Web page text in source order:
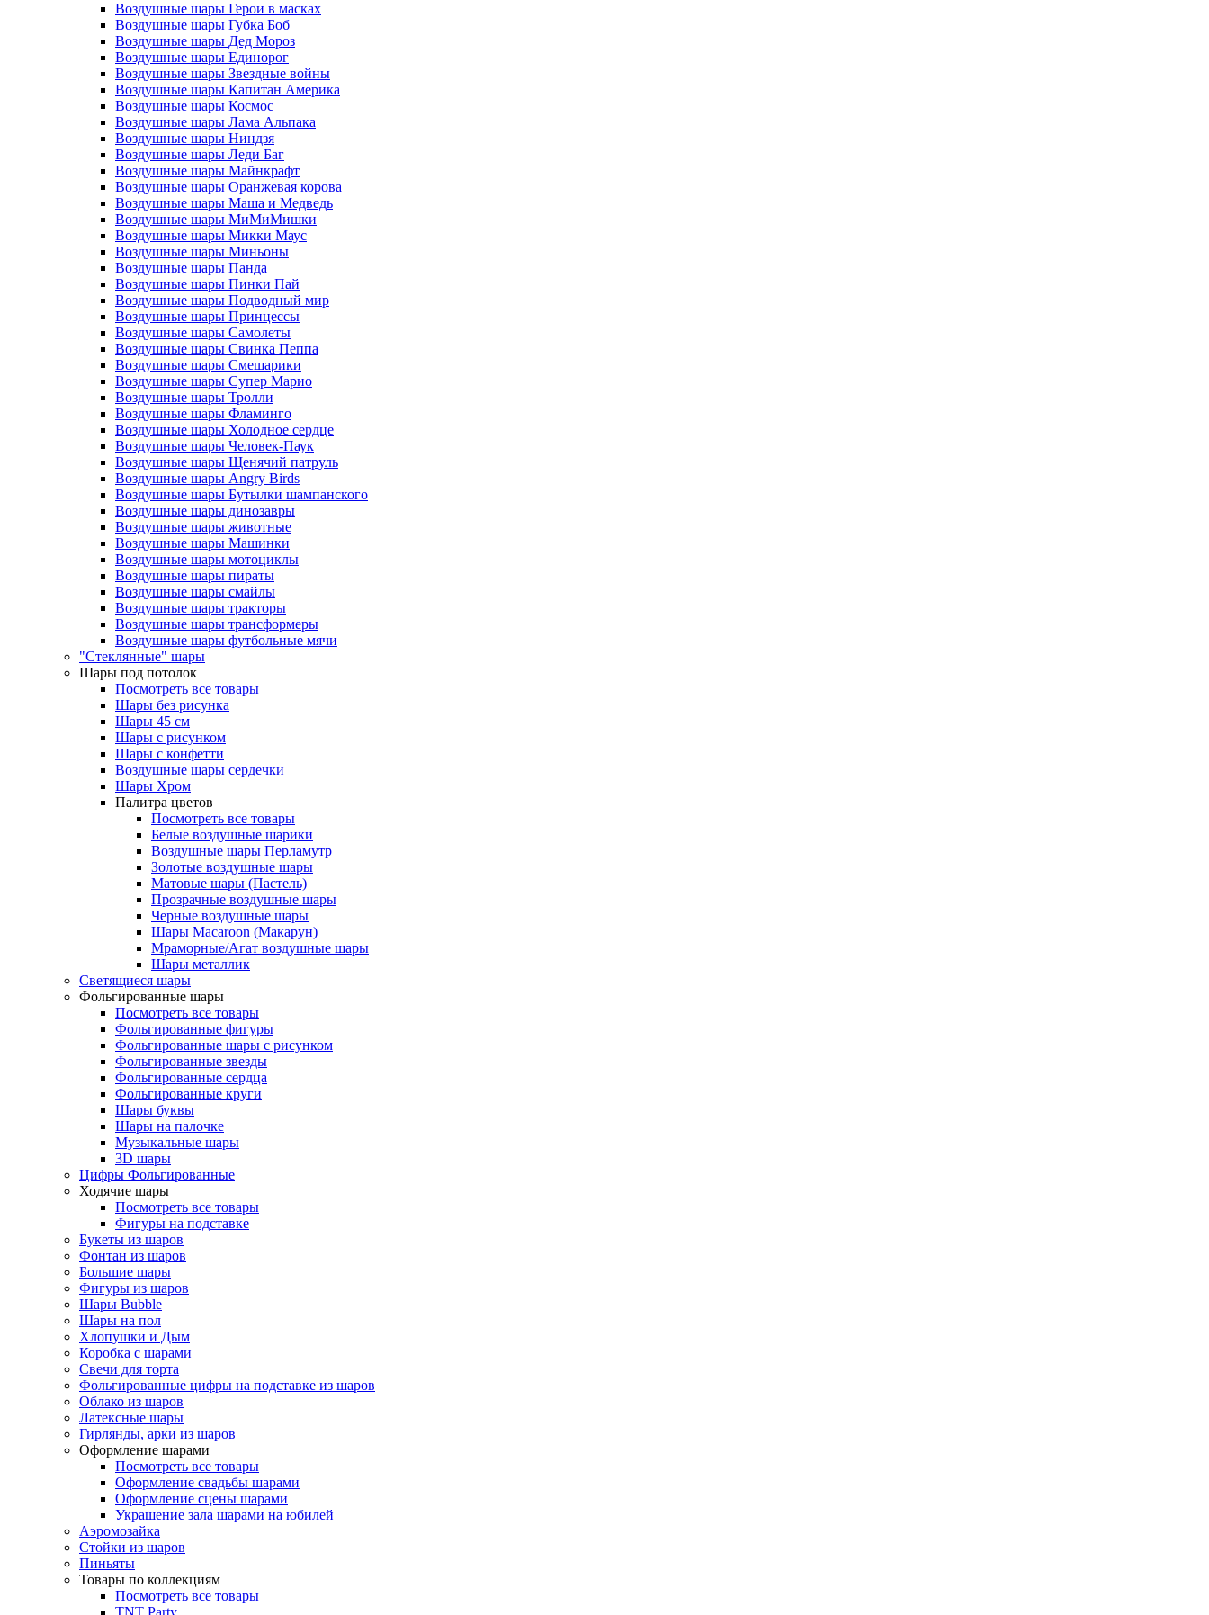
Воздушные шары Герои в масках
Воздушные шары Губка Боб
Воздушные шары Дед Мороз
Воздушные шары Единорог
Воздушные шары Звездные войны
Воздушные шары Капитан Америка
Воздушные шары Космос
Воздушные шары Лама Альпака
Воздушные шары Ниндзя
Воздушные шары Леди Баг
Воздушные шары Майнкрафт
Воздушные шары Оранжевая корова
Воздушные шары Маша и Медведь
Воздушные шары МиМиМишки
Воздушные шары Микки Маус
Воздушные шары Миньоны
Воздушные шары Панда
Воздушные шары Пинки Пай
Воздушные шары Подводный мир
Воздушные шары Принцессы
Воздушные шары Самолеты
Воздушные шары Свинка Пеппа
Воздушные шары Смешарики
Воздушные шары Супер Марио
Воздушные шары Тролли
Воздушные шары Фламинго
Воздушные шары Холодное сердце
Воздушные шары Человек-Паук
Воздушные шары Щенячий патруль
Воздушные шары Angry Birds
Воздушные шары Бутылки шампанского
Воздушные шары динозавры
Воздушные шары животные
Воздушные шары Машинки
Воздушные шары мотоциклы
Воздушные шары пираты
Воздушные шары смайлы
Воздушные шары тракторы
Воздушные шары трансформеры
Воздушные шары футбольные мячи
"Стеклянные" шары
Шары под потолок
Посмотреть все товары
Шары без рисунка
Шары 45 см
Шары с рисунком
Шары с конфетти
Воздушные шары сердечки
Шары Хром
Палитра цветов
Посмотреть все товары
Белые воздушные шарики
Воздушные шары Перламутр
Золотые воздушные шары
Матовые шары (Пастель)
Прозрачные воздушные шары
Черные воздушные шары
Шары Macaroon (Макарун)
Мраморные/Агат воздушные шары
Шары металлик
Светящиеся шары
Фольгированные шары
Посмотреть все товары
Фольгированные фигуры
Фольгированные шары с рисунком
Фольгированные звезды
Фольгированные сердца
Фольгированные круги
Шары буквы
Шары на палочке
Музыкальные шары
3D шары
Цифры Фольгированные
Ходячие шары
Посмотреть все товары
Фигуры на подставке
Букеты из шаров
Фонтан из шаров
Большие шары
Фигуры из шаров
Шары Bubble
Шары на пол
Хлопушки и Дым
Коробка с шарами
Свечи для торта
Фольгированные цифры на подставке из шаров
Облако из шаров
Латексные шары
Гирлянды, арки из шаров
Оформление шарами
Посмотреть все товары
Оформление свадьбы шарами
Оформление сцены шарами
Украшение зала шарами на юбилей
Аэромозайка
Стойки из шаров
Пиньяты
Товары по коллекциям
Посмотреть все товары
TNT Party